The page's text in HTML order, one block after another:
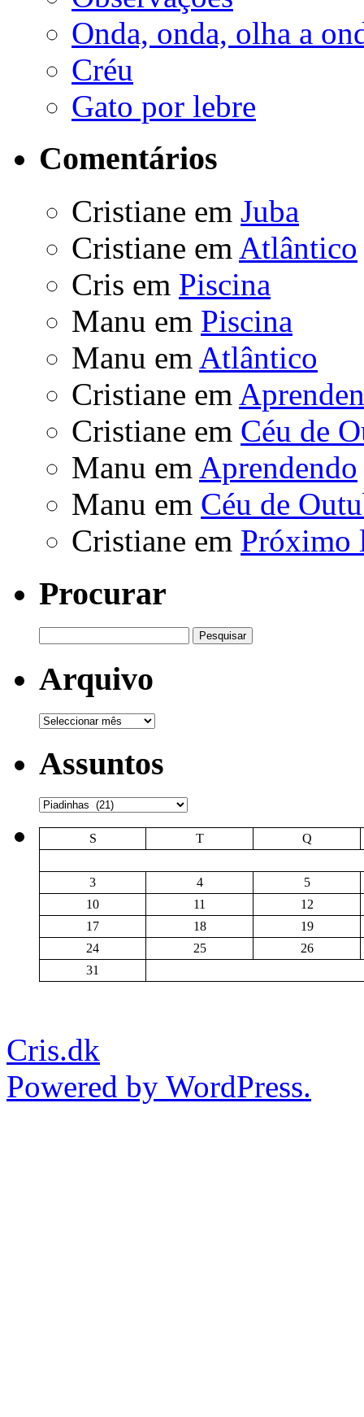
Onda, onda, olha a
Créu
Gato por lebre
Comentários
Cristiane em Juba
Cristiane em Atlântico
Cris em Piscina
Manu em Piscina
Manu em Atlântico
Cristiane em
Cristiane em Céu de
Manu em Aprendendo
Manu em Céu de
Cristiane em Próximo
Procurar
por:
Arquivo
Arquivo
Assuntos
Assuntos
S T Q
3 4
5
10
11
12
17
18
19
24
25
26
31
Cris.dk
Powered by WordPress.